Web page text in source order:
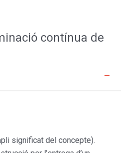
contínua de
significat del concepte).